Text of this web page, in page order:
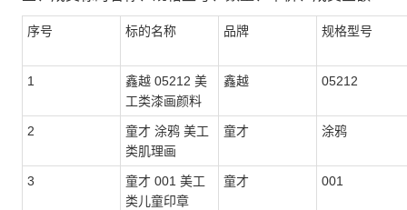
序号 标的名称 品牌 规格型号
1
鑫越 05212 美
工类漆画颜料
鑫越 05212
2
童才 涂鸦 美工
类肌理画
童才 涂鸦
3
童才 001 美工
类儿童印章
童才 001